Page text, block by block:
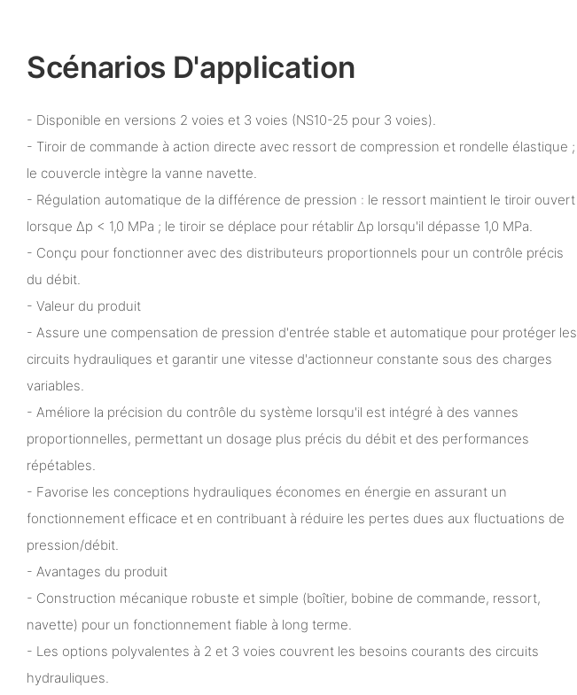
Scénarios D'application
- Disponible en versions 2 voies et 3 voies (NS10-25 pour 3 voies).
- Tiroir de commande à action directe avec ressort de compression et rondelle élastique ;
le couvercle intègre la vanne navette.
- Régulation automatique de la différence de pression : le ressort maintient le tiroir ouvert
lorsque Δp < 1,0 MPa ; le tiroir se déplace pour rétablir Δp lorsqu'il dépasse 1,0 MPa.
- Conçu pour fonctionner avec des distributeurs proportionnels pour un contrôle précis
du débit.
- Valeur du produit
- Assure une compensation de pression d'entrée stable et automatique pour protéger les
circuits hydrauliques et garantir une vitesse d'actionneur constante sous des charges
variables.
- Améliore la précision du contrôle du système lorsqu'il est intégré à des vannes
proportionnelles, permettant un dosage plus précis du débit et des performances
répétables.
- Favorise les conceptions hydrauliques économes en énergie en assurant un
fonctionnement efficace et en contribuant à réduire les pertes dues aux fluctuations de
pression/débit.
- Avantages du produit
- Construction mécanique robuste et simple (boîtier, bobine de commande, ressort,
navette) pour un fonctionnement fiable à long terme.
- Les options polyvalentes à 2 et 3 voies couvrent les besoins courants des circuits
hydrauliques.